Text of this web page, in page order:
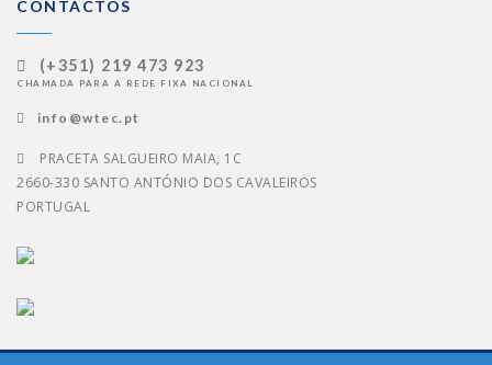
CONTACTOS
(+351) 219 473 923
CHAMADA PARA A REDE FIXA NACIONAL
info@wtec.pt
PRACETA SALGUEIRO MAIA, 1C
2660-330 SANTO ANTÓNIO DOS CAVALEIROS
PORTUGAL